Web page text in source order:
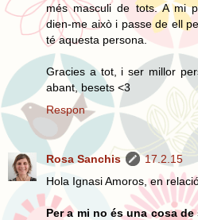
més masculi de tots. A mi
dien-me això i passe de ell
té aquesta persona.
Gracies a tot, i ser millor
abant, besets <3
Respon
Rosa Sanchis
17.2.15
Hola Ignasi Amoros, en
Per a mi no és una cosa